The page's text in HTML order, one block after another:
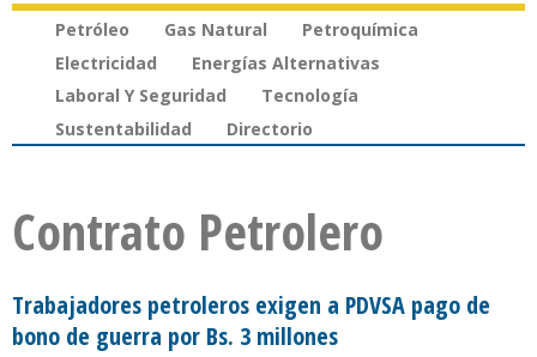
Petróleo Gas Natural
Petroquímica
Electricidad
Energías Alternativas
Laboral Y Seguridad
Tecnología
Sustentabilidad
Directorio
Contrato Petrolero
Trabajadores petroleros exigen a PDVSA pago de
bono de guerra por Bs. 3 millones